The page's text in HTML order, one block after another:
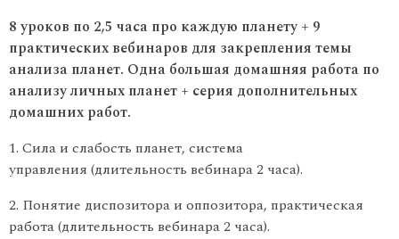
8 уроков по 2,5 часа про каждую планету + 9
практических вебинаров для закрепления темы
анализа планет. Одна большая домашняя работа по
анализу личных планет + серия дополнительных
домашних работ.
Сила и слабость планет, система
управления (длительность вебинара 2 часа).
Понятие диспозитора и оппозитора, практическая
работа (длительность вебинара 2 часа).